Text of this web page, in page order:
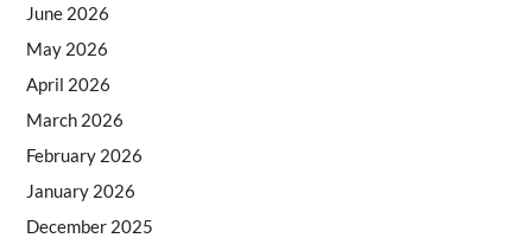
June 2026
May 2026
April 2026
March 2026
February 2026
January 2026
December 2025